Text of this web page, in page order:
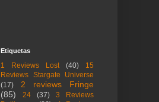
Etiquetas
1 Reviews Lost (40)
15
Reviews Stargate Universe
(17)
2 reviews Fringe
(85)
24 (37)
3 Reviews